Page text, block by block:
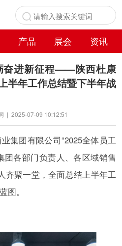
产品 展会
资讯
奋进新征程——陕西杜康
半年工作总结暨下半年战
| 2025-07-09 10:12:51
集团有限公司“2025全体员工
团各部门负责人、各区域销售
齐聚一堂，全面总结上半年工
图。